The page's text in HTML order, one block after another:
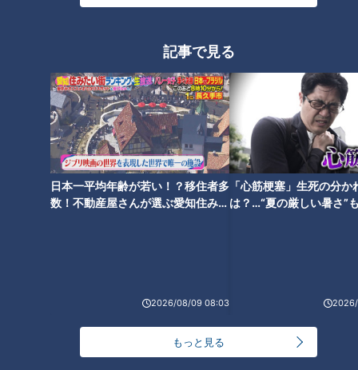
記事で見る
日本一平均年齢が若い！？移住者多
数！不動産屋さんが選ぶ愛知住みた
2026/08/09 08:03
「心筋梗塞」生死の分か
は？…“夏の厳しい暑さ”
もっと見る
「パイン缶工場」提供：社団法人 日本パインアップル缶詰協会
石垣島でのパイン缶製造は、その台湾に由来する。１９３５年
て、パイン缶作りも始まった。当時はまったくの手作業で、パ
インの実をカットし、芯も手でくり抜いて、丁寧に輪切りにし
た上で缶に詰めていったという。３年後の１９３８年、パイン